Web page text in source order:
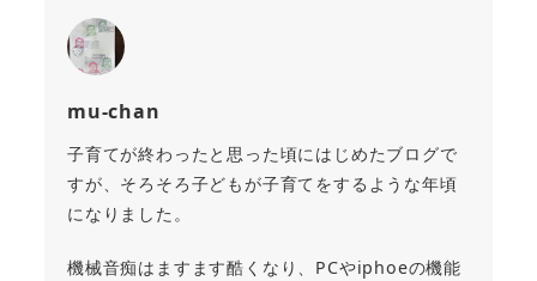
mu-chan
子育てが終わったと思った頃にはじめたブログで
すが、そろそろ子どもが子育てをするような年頃
になりました。
機械音痴はますます酷くなり、PCやiphoeの機能